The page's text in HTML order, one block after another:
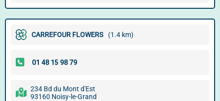
CARREFOUR FLOWERS (1.4 km)
234 Bd du Mont d'Est
93160 Noisy-le-Grand